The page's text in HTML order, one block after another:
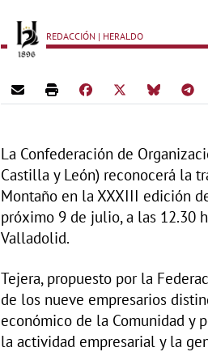
REDACCIÓN | HERALDO
La Confederación de
Castilla y León) reconocerá la
Montaño en la XXXIII edición
próximo 9 de julio, a las 12.30
Valladolid.
Tejera, propuesto por la
de los nueve empresarios
económico de la Comunidad y
la actividad empresarial y la